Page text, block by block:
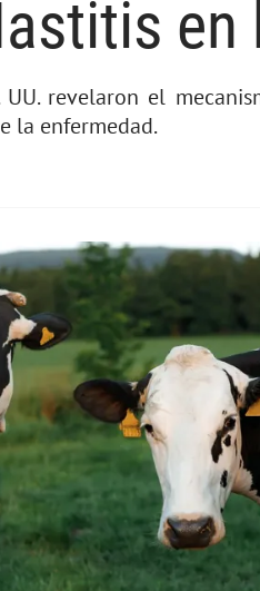
en
UU. revelaron el
la enfermedad.